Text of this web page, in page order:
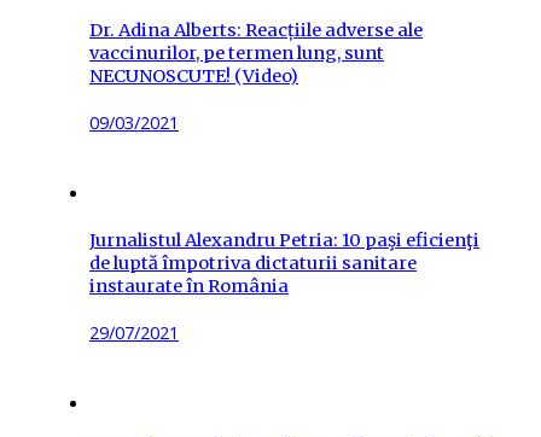
Dr. Adina Alberts: Reacțiile adverse ale
vaccinurilor, pe termen lung, sunt
NECUNOSCUTE! (Video)
Posted
09/03/2021
Jurnalistul Alexandru Petria: 10 paşi eficienţi
de luptă împotriva dictaturii sanitare
instaurate în România
Posted
29/07/2021